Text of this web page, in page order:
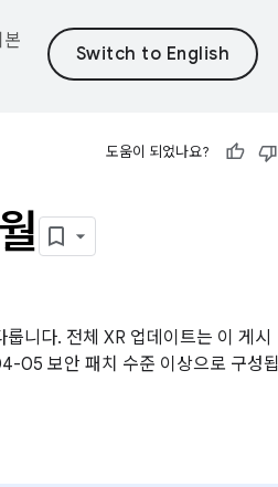
도움이 되었나요?
니다. 전체 XR 업데이트는 이 게시
05 보안 패치 수준 이상으로 구성됩